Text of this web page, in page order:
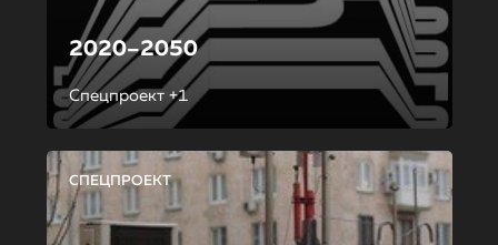
2020–2050
Спецпроект +1
СПЕЦПРОЕКТ